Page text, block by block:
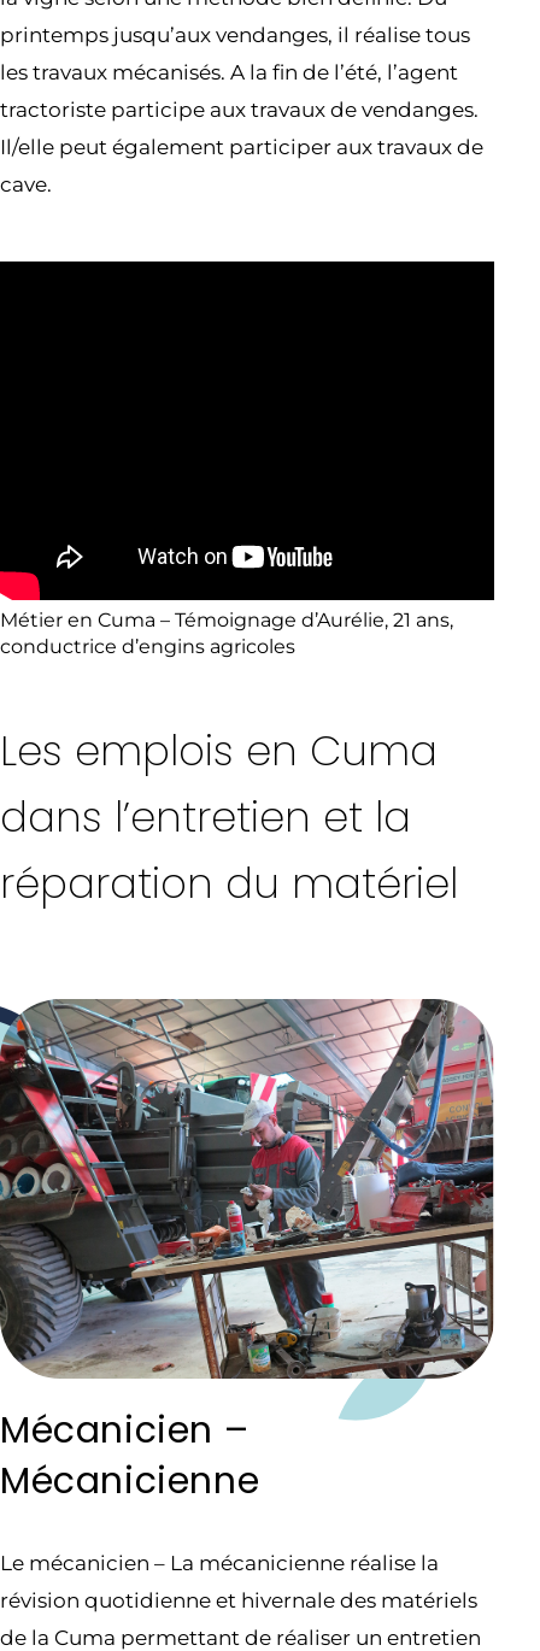
printemps jusqu’aux vendanges, il réalise tous
les travaux mécanisés. A la fin de l’été, l’agent
tractoriste participe aux travaux de vendanges.
Il/elle peut également participer aux travaux de
cave.
Métier en Cuma – Témoignage d’Aurélie, 21 ans,
conductrice d’engins agricoles
Les emplois en Cuma
dans l’entretien et la
réparation du matériel
Mécanicien –
Mécanicienne
Le mécanicien – La mécanicienne réalise la
révision quotidienne et hivernale des matériels
de la Cuma permettant de réaliser un entretien